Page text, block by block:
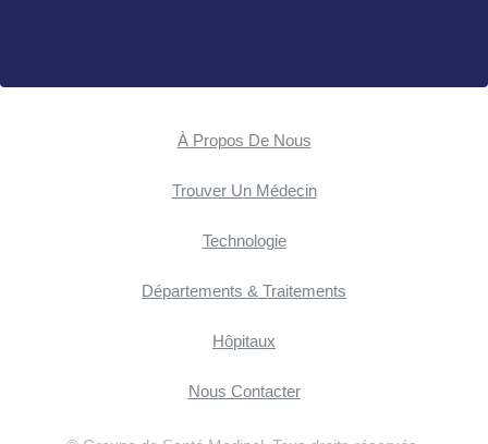
À Propos De Nous
Trouver Un Médecin
Technologie
Départements & Traitements
Hôpitaux
Nous Contacter